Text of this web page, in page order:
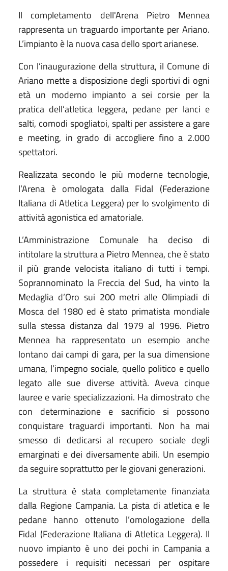
Il completamento dell'Arena Pietro Mennea
rappresenta un traguardo importante per Ariano.
L’impianto è la nuova casa dello sport arianese.
Con l’inaugurazione della struttura, il Comune di
Ariano mette a disposizione degli sportivi di ogni
età un moderno impianto a sei corsie per la
pratica dell’atletica leggera, pedane per lanci e
salti, comodi spogliatoi, spalti per assistere a gare
e meeting, in grado di accogliere fino a 2.000
spettatori.
Realizzata secondo le più moderne tecnologie,
l’Arena è omologata dalla Fidal (Federazione
Italiana di Atletica Leggera) per lo svolgimento di
attività agonistica ed amatoriale.
L’Amministrazione Comunale ha deciso di
intitolare la struttura a Pietro Mennea, che è stato
il più grande velocista italiano di tutti i tempi.
Soprannominato la Freccia del Sud, ha vinto la
Medaglia d’Oro sui 200 metri alle Olimpiadi di
Mosca del 1980 ed è stato primatista mondiale
sulla stessa distanza dal 1979 al 1996. Pietro
Mennea ha rappresentato un esempio anche
lontano dai campi di gara, per la sua dimensione
umana, l’impegno sociale, quello politico e quello
legato alle sue diverse attività. Aveva cinque
lauree e varie specializzazioni. Ha dimostrato che
con determinazione e sacrificio si possono
conquistare traguardi importanti. Non ha mai
smesso di dedicarsi al recupero sociale degli
emarginati e dei diversamente abili. Un esempio
da seguire soprattutto per le giovani generazioni.
La struttura è stata completamente finanziata
dalla Regione Campania. La pista di atletica e le
pedane hanno ottenuto l’omologazione della
Fidal (Federazione Italiana di Atletica Leggera). Il
nuovo impianto è uno dei pochi in Campania a
possedere i requisiti necessari per ospitare